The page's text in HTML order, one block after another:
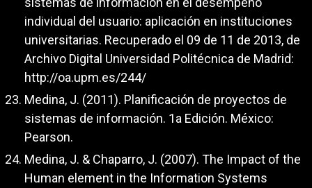
individual del usuario: aplicación en instituciones
universitarias. Recuperado el 09 de 11 de 2013, de
Archivo Digital Universidad Politécnica de Madrid:
http://oa.upm.es/244/
Medina, J. (2011). Planificación de proyectos de
sistemas de información. 1a Edición. México:
Pearson.
Medina, J. & Chaparro, J. (2007). The Impact of the
Human element in the Information Systems